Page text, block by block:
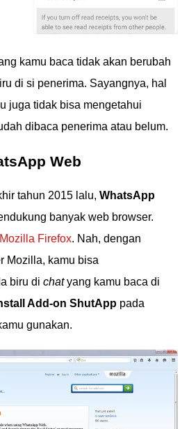
kamu baca tidak akan berubah
di si penerima. Sayangnya, hal
juga tidak bisa mengetahui
dibaca penerima atau belum.
Web
tahun 2015 lalu, WhatsApp
banyak web browser.
Mozilla Firefox. Nah, dengan
Mozilla, kamu bisa
biru di chatyang kamu baca di
Add-on ShutApp pada
gunakan.